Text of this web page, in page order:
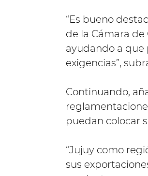
“Es bueno
de la Cámara
ayudando a que
exigencias”,
Continuando,
puedan colocar
“Jujuy como
sus